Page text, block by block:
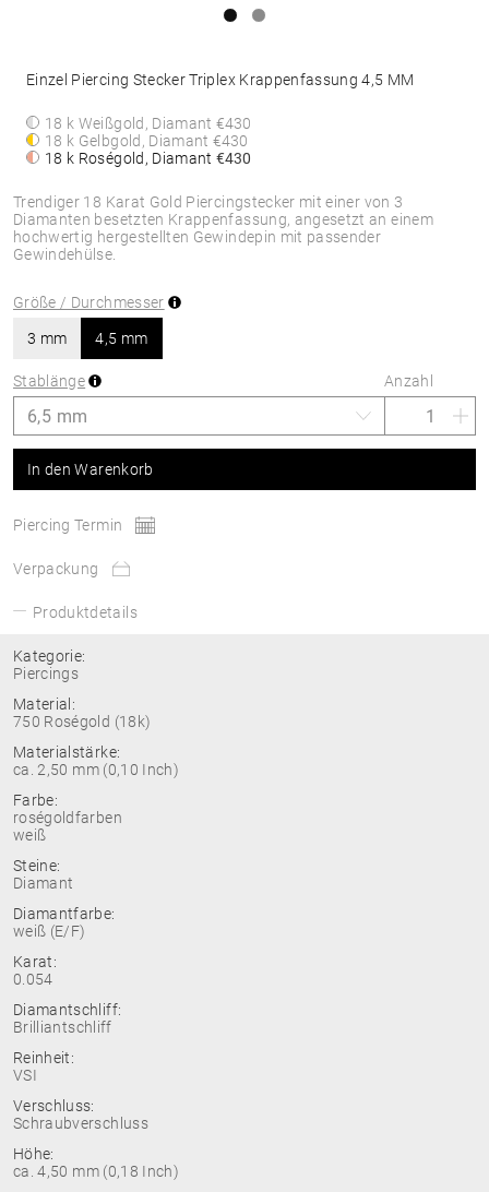
Trendiger 18 Karat Gold Piercingstecker mit einer von 3
Diamanten besetzten Krappenfassung, angesetzt an einem
hochwertig hergestellten Gewindepin mit passender
Gewindehülse.
Einzel Piercing Stecker Triplex Krappenfassung 4,5 MM
18 k Weißgold, Diamant€430
18 k Gelbgold, Diamant€430
18 k Roségold, Diamant€430
Größe / Durchmesser
3 mm 4,5 mm
Stablänge Anzahl
In den Warenkorb
Piercing Termin
Verpackung
Produktdetails
Kategorie:
Piercings
Material:
750 Roségold (18k)
Materialstärke:
ca. 2,50 mm (0,10 Inch)
Farbe:
roségoldfarben
weiß
Steine:
Diamant
Diamantfarbe:
weiß (E/F)
Karat:
0.054
Diamantschliff:
Brilliantschliff
Reinheit:
VSI
Verschluss:
Schraubverschluss
Höhe:
ca. 4,50 mm (0,18 Inch)